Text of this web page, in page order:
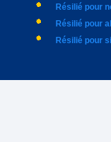
Résilié pour
Résilié pour
Résilié pour